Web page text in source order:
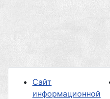
Сайт
информационной